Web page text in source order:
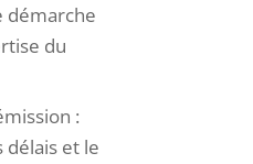
démarche
du
:
délais et le